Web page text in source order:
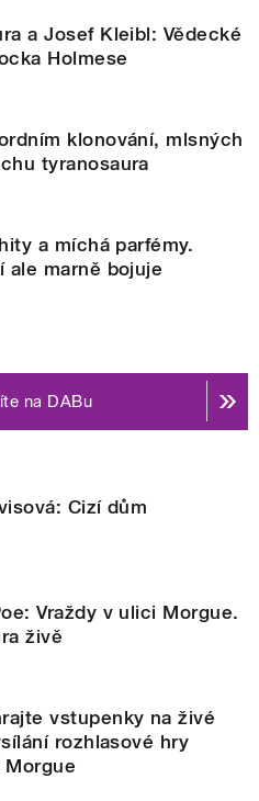
a Josef Kleibl: Vědecké
Holmese
klonování, mlsných
tyranosaura
a míchá parfémy.
ale marně bojuje
na DABu
Cizí dům
Vraždy v ulici Morgue.
živě
vstupenky na živé
rozhlasové hry
Morgue